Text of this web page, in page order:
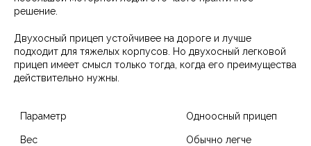
решение.
Двухосный прицеп устойчивее на дороге и лучше
подходит для тяжелых корпусов. Но двухосный легковой
прицеп имеет смысл только тогда, когда его преимущества
действительно нужны.
Параметр Одноосный прицеп
Вес Обычно легче